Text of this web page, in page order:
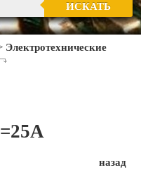
ИСКАТЬ
Электротехнические
назад